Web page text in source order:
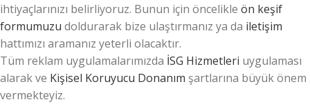
ihtiyaçlarınızı belirliyoruz. Bunun için öncelikle ön keşif
formumuzu doldurarak bize ulaştırmanız ya da iletişim
hattımızı aramanız yeterli olacaktır.
Tüm reklam uygulamalarımızda İSG Hizmetleri uygulaması
alarak ve Kişisel Koruyucu Donanım şartlarına büyük önem
vermekteyiz.